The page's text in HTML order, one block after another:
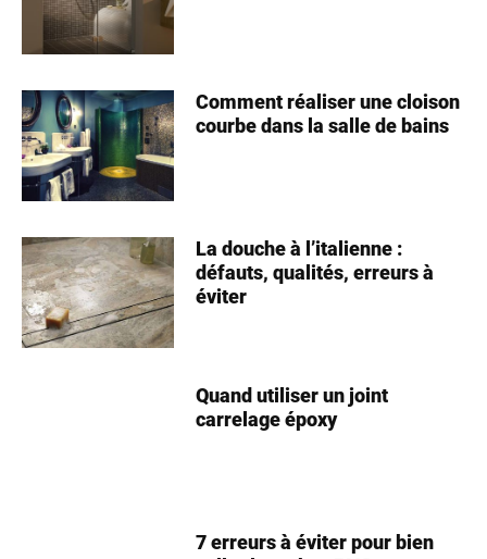
Comment réaliser une cloison
courbe dans la salle de bains
La douche à l’italienne :
défauts, qualités, erreurs à
éviter
Quand utiliser un joint
carrelage époxy
7 erreurs à éviter pour bien